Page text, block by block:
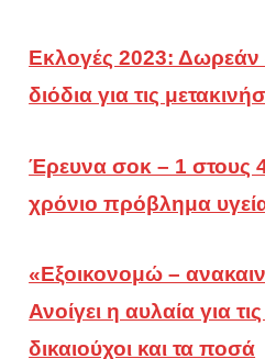
Εκλογές 2023: Δωρεάν
διόδια για τις
Έρευνα σοκ – 1 στους
χρόνιο πρόβλημα
«Εξοικονομώ –
Ανοίγει η αυλαία για
δικαιούχοι και τα ποσά